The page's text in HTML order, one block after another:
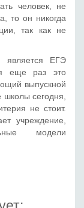
человек, не
то он никогда
так как не
является ЕГЭ
еще раз это
выпускной
школы сегодня,
не стоит.
учреждение,
модели